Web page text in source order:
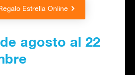
Estrella Online
agosto al 22